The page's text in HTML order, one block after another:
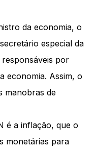
da economia, o
especial da
responsáveis por
economia. Assim, o
manobras de
é a inflação, que o
monetárias para